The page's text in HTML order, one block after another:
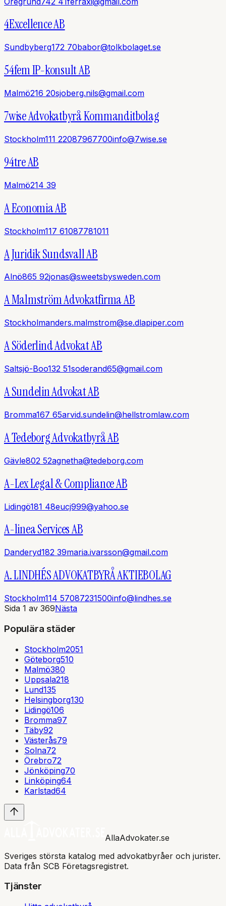
4Excellence AB
Sundbyberg172 70babor@tolkbolaget.se
54fem IP-konsult AB
Malmö216 20sjoberg.nils@gmail.com
7wise Advokatbyrå Kommanditbolag
Stockholm111 22087967700info@7wise.se
94tre AB
Malmö214 39
A Economia AB
Stockholm117 61087781011
A Juridik Sundsvall AB
Alnö865 92jonas@sweetsbysweden.com
A Malmström Advokatfirma AB
Stockholmanders.malmstrom@se.dlapiper.com
A Söderlind Advokat AB
Saltsjö-Boo132 51soderand65@gmail.com
A Sundelin Advokat AB
Bromma167 65arvid.sundelin@hellstromlaw.com
A Tedeborg Advokatbyrå AB
Gävle802 52agnetha@tedeborg.com
A-Lex Legal & Compliance AB
Lidingö181 48eucj999@yahoo.se
A-linea Services AB
Danderyd182 39maria.ivarsson@gmail.com
A. LINDHÉS ADVOKATBYRÅ AKTIEBOLAG
Stockholm114 57087231500info@lindhes.se
Sida 1 av 369Nästa
Populära städer
Stockholm2051
Göteborg510
Malmö380
Uppsala218
Lund135
Helsingborg130
Lidingö106
Bromma97
Täby92
Västerås79
Solna72
Örebro72
Jönköping70
Linköping64
Karlstad64
AllaAdvokater.se
Sveriges största katalog med advokatbyråer och jurister.
Data från SCB Företagsregistret.
Tjänster